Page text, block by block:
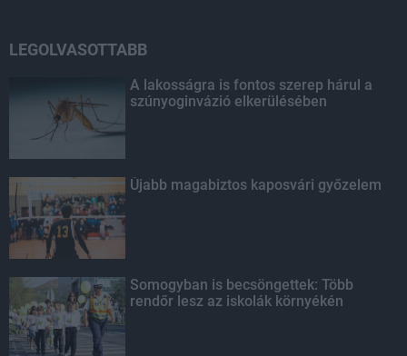
LEGOLVASOTTABB
A lakosságra is fontos szerep hárul a
szúnyoginvázió elkerülésében
Újabb magabiztos kaposvári győzelem
Somogyban is becsöngettek: Több
rendőr lesz az iskolák környékén